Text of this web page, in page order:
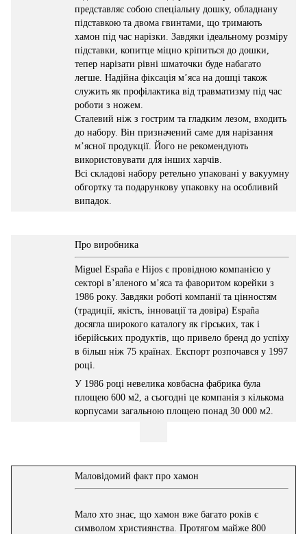
представляє собою спеціальну дошку, обладнану
підставкою та двома гвинтами, що тримають
хамон під час нарізки. Завдяки ідеальному розміру
підставки, копитце міцно кріпиться до дошки,
тепер нарізати рівні шматочки буде набагато
легше. Надійна фіксація м’яса на дошці також
служить як профілактика від травматизму під час
роботи з ножем.
Сталевий ніж з гострим та гладким лезом, входить
до набору. Він призначений саме для нарізання
м’ясної продукції. Його не рекомендують
використовувати для інших харчів.
Всі складові набору ретельно упаковані у вакуумну
обгортку та подарункову упаковку на особливий
випадок.
Про виробника
Miguel España e Hijos є провідною компанією у
секторі в’яленого м’яса та фаворитом корейки з
1986 року. Завдяки роботі компанії та цінностям
(традиції, якість, інновації та довіра) España
досягла широкого каталогу як гірських, так і
іберійських продуктів, що привело бренд до успіху
в більш ніж 75 країнах. Експорт розпочався у 1997
році.
У 1986 році невелика ковбасна фабрика була
площею 600 м2, а сьогодні це компанія з кількома
корпусами загальною площею понад 30 000 м2.
Маловідомий факт про хамон
Мало хто знає, що хамон вже багато років є
символом християнства. Протягом майже 800